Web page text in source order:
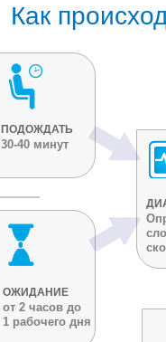
Как
ПОДОЖДАТЬ
30-40 минут
ОЖИДАНИЕ
от 2 часов до
1 рабочего дня